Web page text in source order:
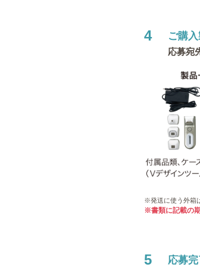
4 ご購
応募宛
※発送に使う外箱
※書類に記載の
5 応募完